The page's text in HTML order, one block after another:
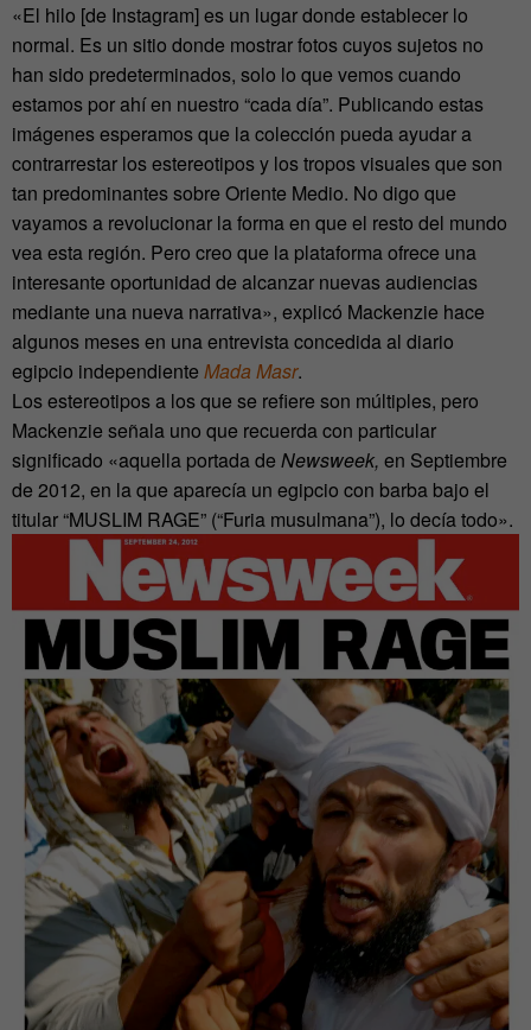
«El hilo [de Instagram] es un lugar donde establecer lo
normal. Es un sitio donde mostrar fotos cuyos sujetos no
han sido predeterminados, solo lo que vemos cuando
estamos por ahí en nuestro “cada día”. Publicando estas
imágenes esperamos que la colección pueda ayudar a
contrarrestar los estereotipos y los tropos visuales que son
tan predominantes sobre Oriente Medio. No digo que
vayamos a revolucionar la forma en que el resto del mundo
vea esta región. Pero creo que la plataforma ofrece una
interesante oportunidad de alcanzar nuevas audiencias
mediante una nueva narrativa», explicó Mackenzie hace
algunos meses en una entrevista concedida al diario
egipcio independiente Mada Masr.
Los estereotipos a los que se refiere son múltiples, pero
Mackenzie señala uno que recuerda con particular
significado «aquella portada de Newsweek, en Septiembre
de 2012, en la que aparecía un egipcio con barba bajo el
titular “MUSLIM RAGE” (“Furia musulmana”), lo decía todo».